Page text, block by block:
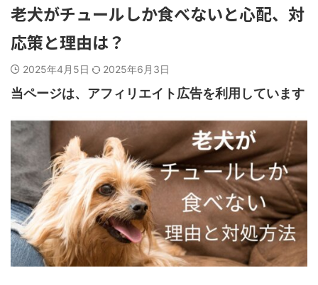
老犬がチュールしか食べないと心配、対
応策と理由は？
2025年4月5日 2025年6月3日
当ページは、アフィリエイト広告を利用しています